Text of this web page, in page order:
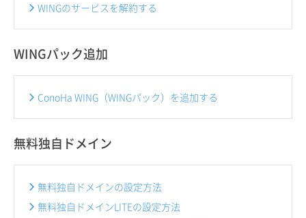
WINGのサービスを解約する
WINGパック追加
ConoHa WING（WINGパック）を追加する
無料独自ドメイン
無料独自ドメインの設定方法
無料独自ドメインLITEの設定方法